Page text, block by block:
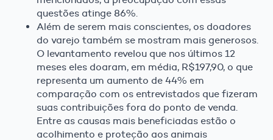
questões atinge 86%.
Além de serem mais conscientes, os doadores
do varejo também se mostram mais generosos.
O levantamento revelou que nos últimos 12
meses eles doaram, em média, R$197,90, o que
representa um aumento de 44% em
comparação com os entrevistados que fizeram
suas contribuições fora do ponto de venda.
Entre as causas mais beneficiadas estão o
acolhimento e proteção aos animais